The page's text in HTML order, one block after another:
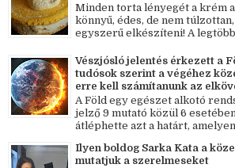
Minden torta lényegét a krém
könnyű, édes, de nem
egyszerű elkészíteni! A legtöbb
Vészjósló jelentés érkezett a
tudósok szerint a végéhez
erre kell számítanunk az
A Föld egy egészet alkotó
jelző 9 mutató közül 6
átléphette azt a határt,
Ilyen boldog Sarka Kata a
mutatjuk a szerelmeseket